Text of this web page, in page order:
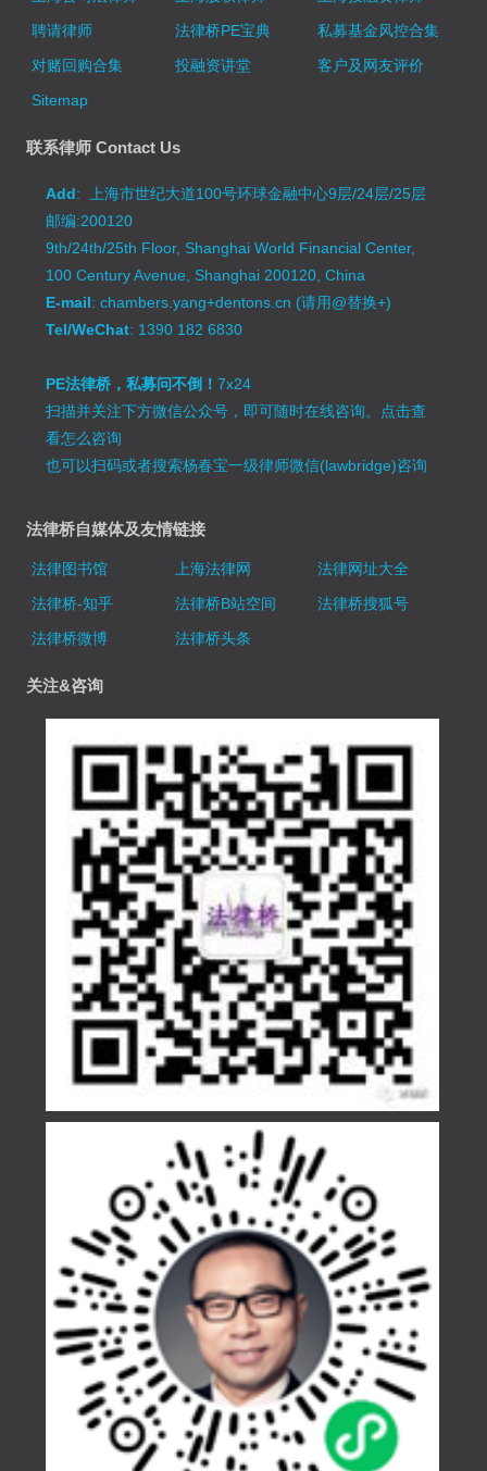
聘请律师
法律桥PE宝典
私募基金风控合集
对赌回购合集
投融资讲堂
客户及网友评价
Sitemap
联系律师 Contact Us
Add: 上海市世纪大道100号环球金融中心9层/24层/25层
邮编:200120
9th/24th/25th Floor, Shanghai World Financial Center,
100 Century Avenue, Shanghai 200120, China
E-mail: chambers.yang+dentons.cn (请用@替换+)
Tel/WeChat: 1390 182 6830
PE法律桥，私募问不倒！7x24
扫描并关注下方微信公众号，即可随时在线咨询。 点击查
看怎么咨询
也可以扫码或者搜索杨春宝一级律师微信(lawbridge)咨询
法律桥自媒体及友情链接
法律图书馆 上海法律网
法律网址大全
法律桥-知乎
法律桥B站空间
法律桥搜狐号
法律桥微博
法律桥头条
关注&咨询